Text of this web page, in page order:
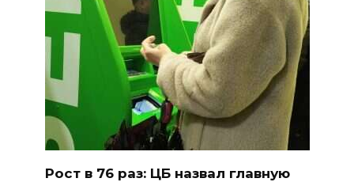
Рост в 76 раз: ЦБ назвал главную